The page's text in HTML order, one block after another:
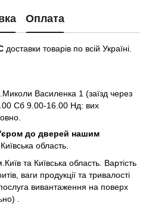
Оплата
доставки товарів по всій Україні.
Василенка 1 (заїзд через
Сб 9.00-16.00 Нд: вих
до дверей нашим
область.
та Київська область. Вартість
ваги продукції та тривалості
вивантаження на поверх
.